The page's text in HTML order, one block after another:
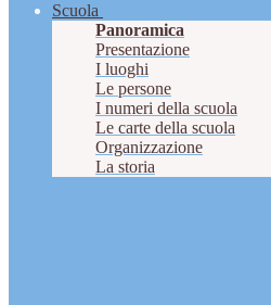
Scuola
Panoramica
Presentazione
I luoghi
Le persone
I numeri della scuola
Le carte della scuola
Organizzazione
La storia